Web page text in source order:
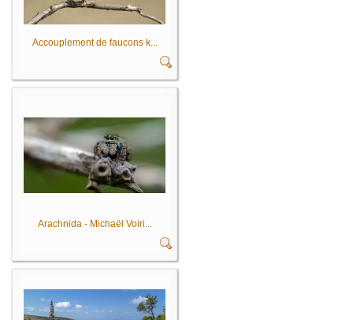
Accouplement de faucons k...
Arachnida - Michaël Voiri...